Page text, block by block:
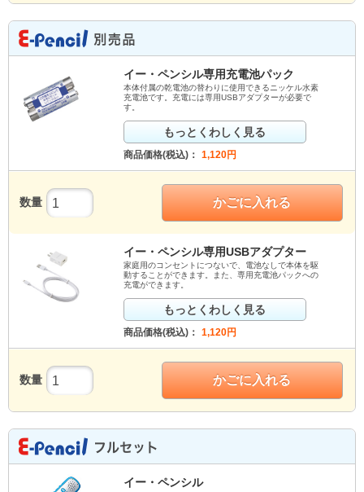
イー・ペンシル専用充電池パック
本体付属の乾電池の替わりに使用できるニッケル水素
充電池です。充電には専用USBアダプターが必要で
す。
もっとくわしく見る
商品価格(税込)： 1,120円
数量 かごに入れる
イー・ペンシル専用USBアダプター
家庭用のコンセントにつないで、電池なしで本体を駆
動することができます。また、専用充電池パックへの
充電ができます。
もっとくわしく見る
商品価格(税込)： 1,120円
数量 かごに入れる
イー・ペンシル